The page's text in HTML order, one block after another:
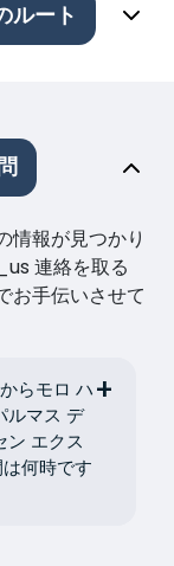
ルート
情報が見つかり
連絡を取る
お手伝いさせて
らモロ ハ
ルマス デ
ン エクス
何時です